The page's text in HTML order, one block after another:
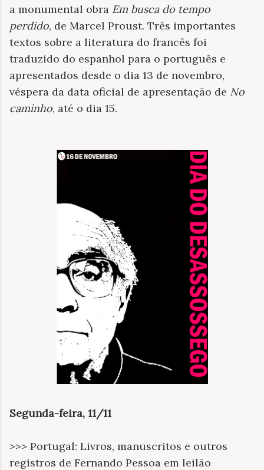
a monumental obra Em busca do tempo
perdido, de Marcel Proust. Três importantes
textos sobre a literatura do francês foi
traduzido do espanhol para o português e
apresentados desde o dia 13 de novembro,
véspera da data oficial de apresentação de No
caminho, até o dia 15.
Segunda-feira, 11/11
>>> Portugal: Livros, manuscritos e outros
registros de Fernando Pessoa em leilão